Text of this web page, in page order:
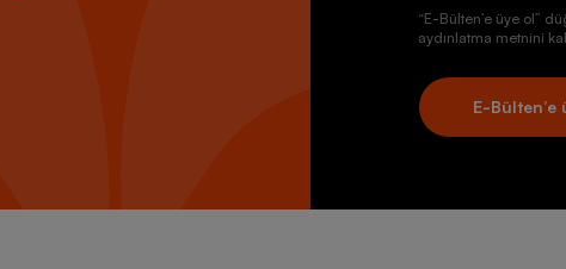
“E-Bülten’e üye ol”
aydınlatma metnini
E-Bülten’e